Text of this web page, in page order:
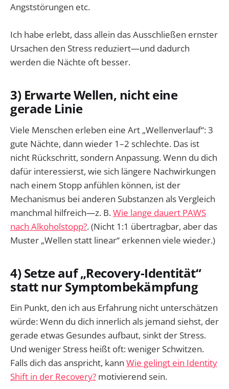
Angststörungen etc.
Ich habe erlebt, dass allein das Ausschließen ernster
Ursachen den Stress reduziert—und dadurch
werden die Nächte oft besser.
3) Erwarte Wellen, nicht eine
gerade Linie
Viele Menschen erleben eine Art „Wellenverlauf“: 3
gute Nächte, dann wieder 1–2 schlechte. Das ist
nicht Rückschritt, sondern Anpassung. Wenn du dich
dafür interessierst, wie sich längere Nachwirkungen
nach einem Stopp anfühlen können, ist der
Mechanismus bei anderen Substanzen als Vergleich
manchmal hilfreich—z. B.Wie lange dauert PAWS
nach Alkoholstopp?. (Nicht 1:1 übertragbar, aber das
Muster „Wellen statt linear“ erkennen viele wieder.)
4) Setze auf „Recovery-Identität“
statt nur Symptombekämpfung
Ein Punkt, den ich aus Erfahrung nicht unterschätzen
würde: Wenn du dich innerlich als jemand siehst, der
gerade etwas Gesundes aufbaut, sinkt der Stress.
Und weniger Stress heißt oft: weniger Schwitzen.
Falls dich das anspricht, kann Wie gelingt ein Identity
Shift in der Recovery? motivierend sein.